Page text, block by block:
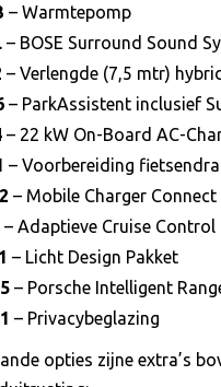
– Warmtepomp
– BOSE Surround Sound
– Verlengde (7,5 mtr)
– ParkAssistent inclusief
– 22 kW On-Board AC-
– Voorbereiding
– Mobile Charger Connect
– Adaptieve Cruise Control
– Licht Design Pakket
– Porsche Intelligent
– Privacybeglazing
opties zijne extra’s